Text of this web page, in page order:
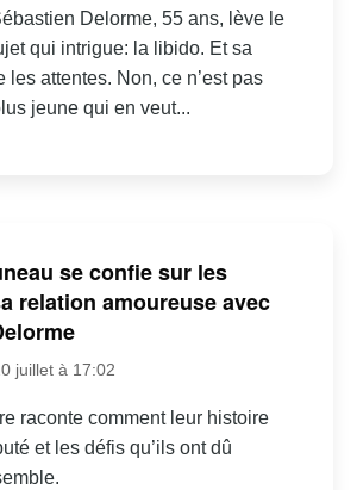
Delorme, 55 ans, lève le
qui intrigue: la libido. Et sa
les attentes. Non, ce n’est pas
jeune qui en veut...
se confie sur les
relation amoureuse avec
juillet à 17:02
raconte comment leur histoire
et les défis qu’ils ont dû